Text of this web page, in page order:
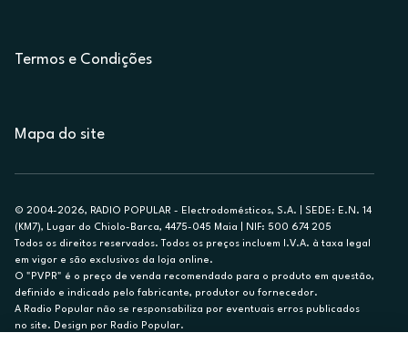
Termos e Condições
Mapa do site
© 2004-2026, RADIO POPULAR - Electrodomésticos, S.A. | SEDE: E.N. 14
(KM7), Lugar do Chiolo-Barca, 4475-045 Maia | NIF: 500 674 205
Todos os direitos reservados. Todos os preços incluem I.V.A. à taxa legal
em vigor e são exclusivos da loja online.
O "PVPR" é o preço de venda recomendado para o produto em questão,
definido e indicado pelo fabricante, produtor ou fornecedor.
A Radio Popular não se responsabiliza por eventuais erros publicados
no site. Design por Radio Popular.